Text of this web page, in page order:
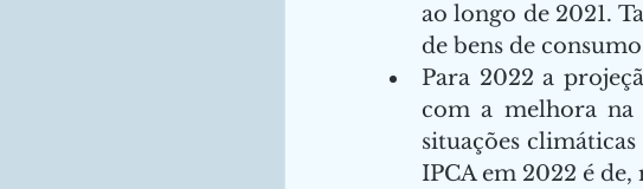
ao longo de 2021.
de bens de
Para 2022 a
com a melhora na
situações
IPCA em 2022 é de,